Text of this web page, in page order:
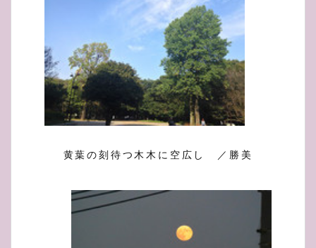
黄葉の刻待つ木木に空広し ／勝美